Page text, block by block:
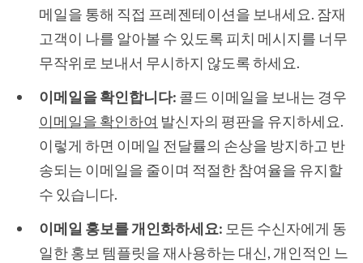
메일을 통해 직접 프레젠테이션을 보내세요. 잠재
고객이 나를 알아볼 수 있도록 피치 메시지를 너무
무작위로 보내서 무시하지 않도록 하세요.
이메일을 확인합니다: 콜드 이메일을 보내는 경우
이메일을 확인하여 발신자의 평판을 유지하세요.
이렇게 하면 이메일 전달률의 손상을 방지하고 반
송되는 이메일을 줄이며 적절한 참여율을 유지할
수 있습니다.
이메일 홍보를 개인화하세요: 모든 수신자에게 동
일한 홍보 템플릿을 재사용하는 대신, 개인적인 느